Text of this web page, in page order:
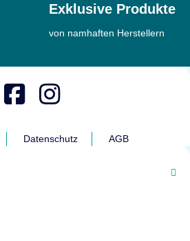
Exklusive Produkte
von namhaften Herstellern
Datenschutz AGB